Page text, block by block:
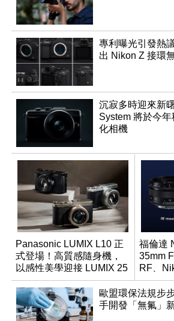
專利曝光引發熱
出 Nikon Z 接環
沉寂多時迎來新
System 將於今
化相機
Panasonic LUMIX L10 正
式登場！高質感隨身機，
以感性美學迎接 LUMIX 25
週年
福倫達
35mm
RF、
同步登
歐盟環保法規步
手開發「無氟」